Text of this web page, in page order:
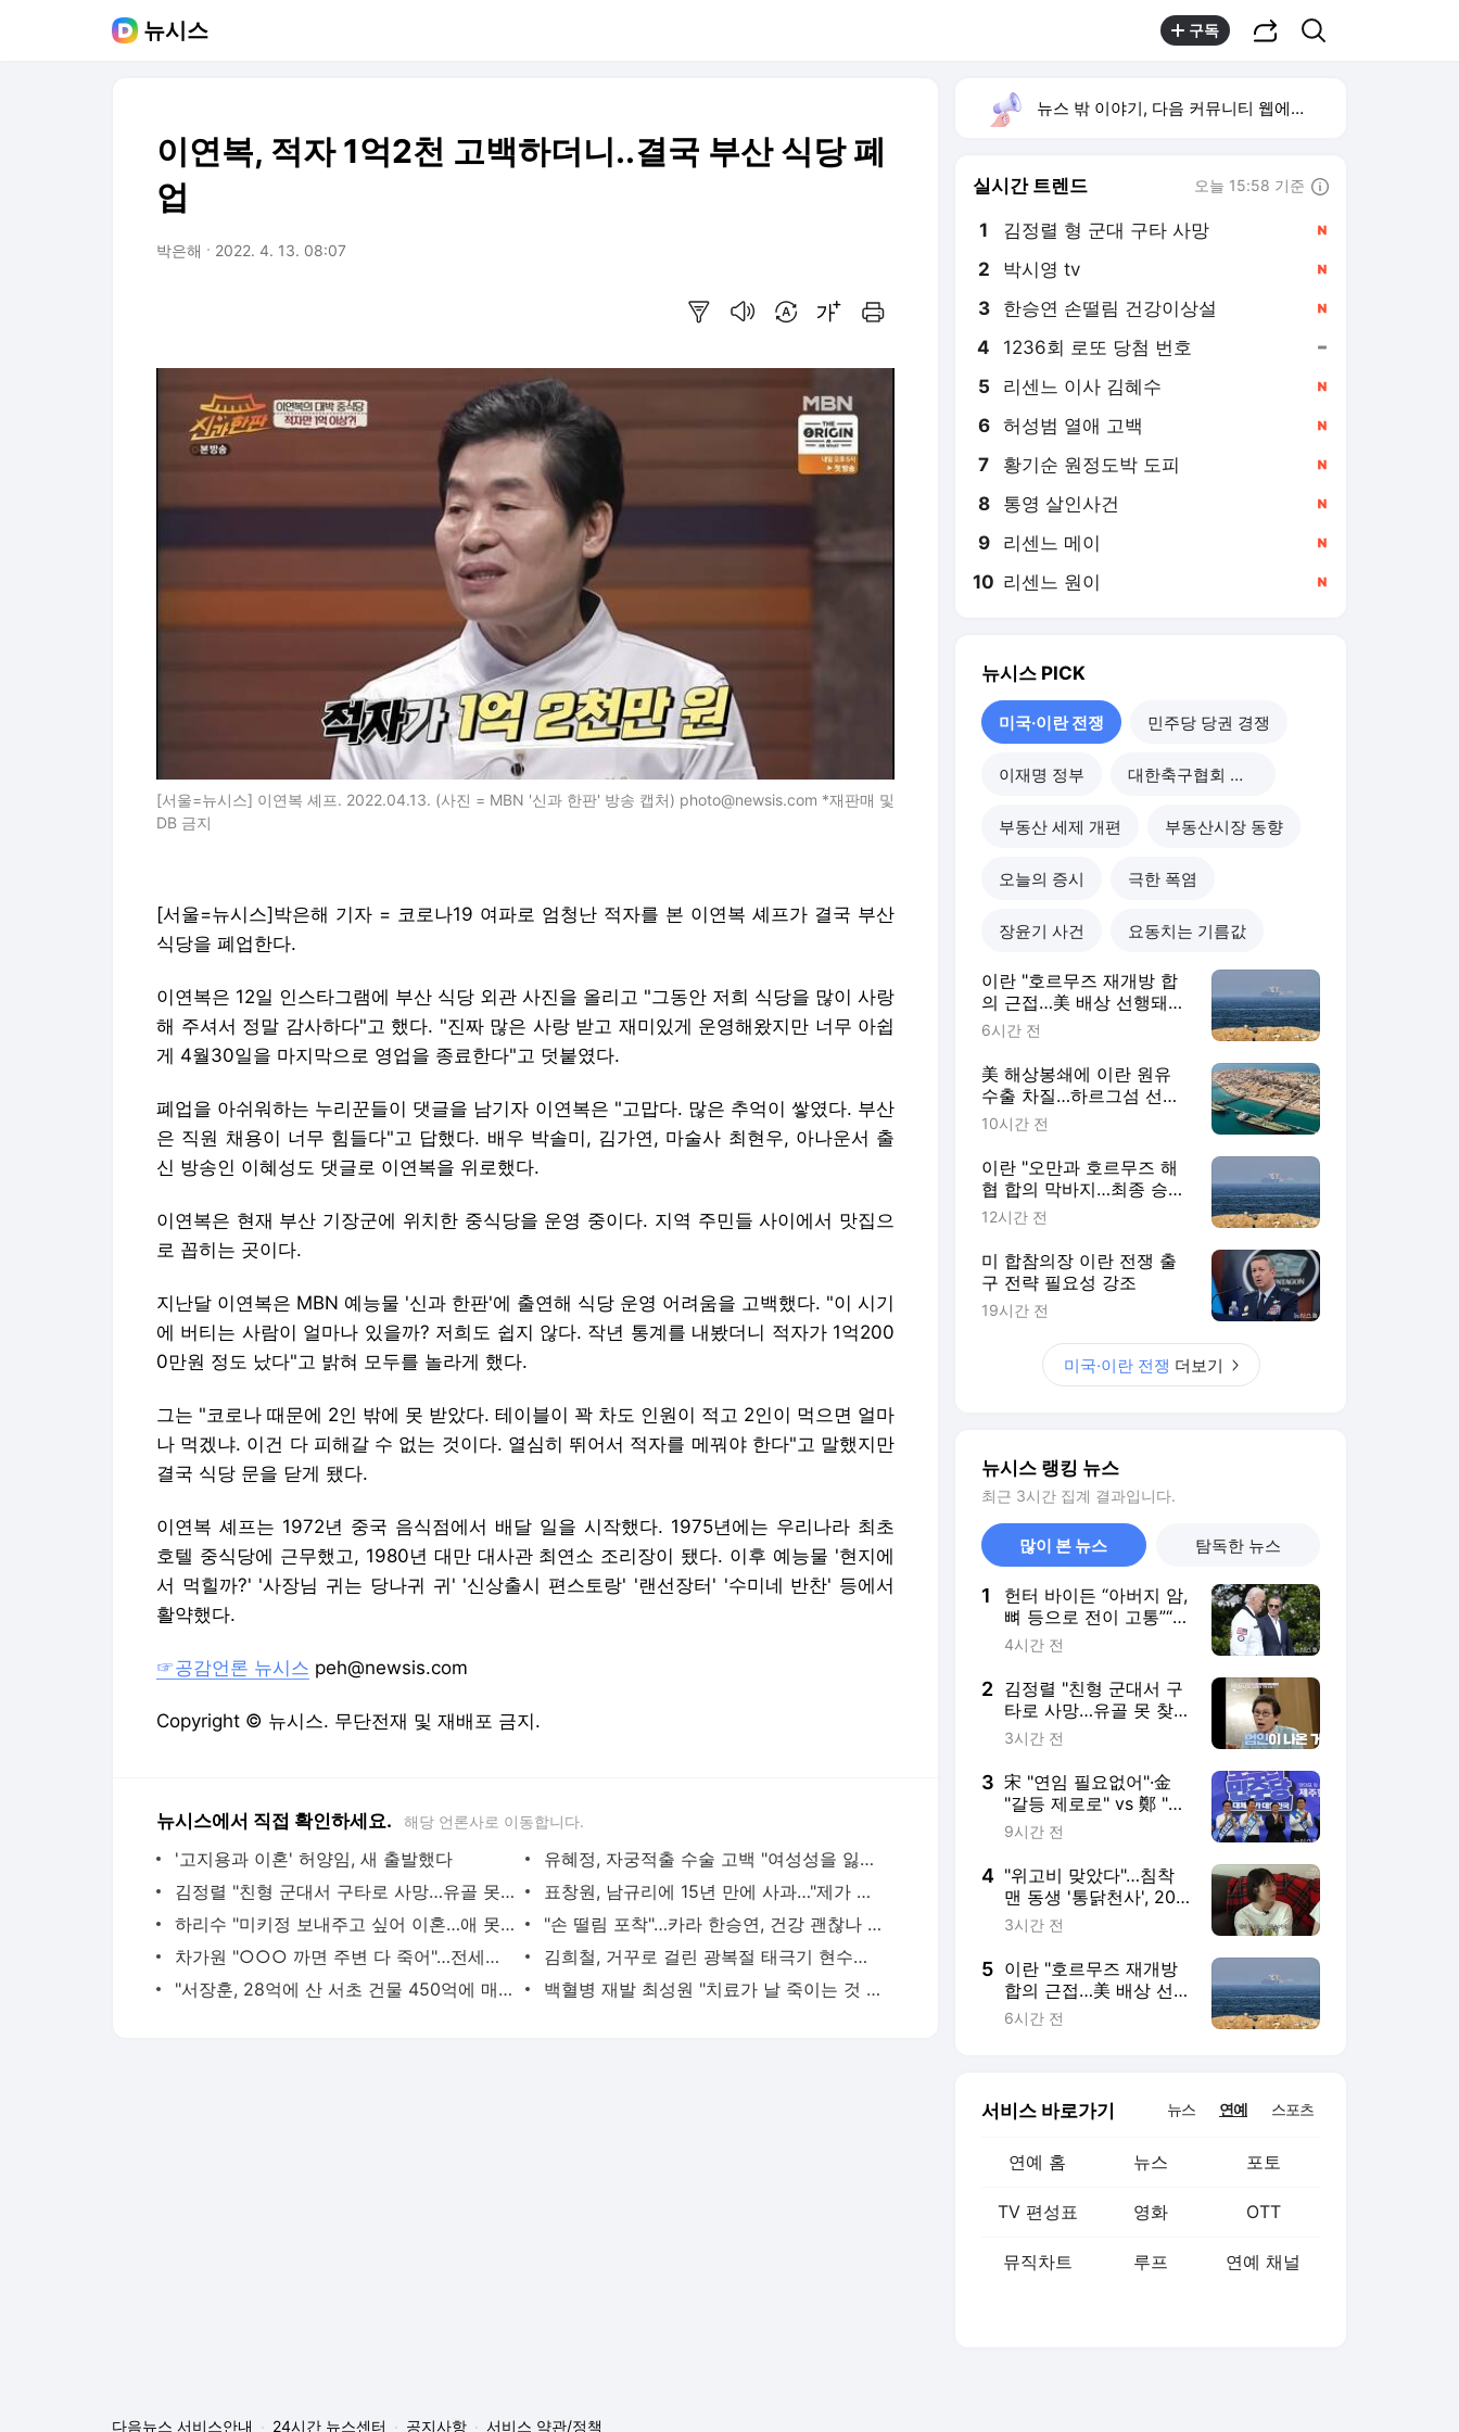
뉴시스 구독
이연복, 적자 1억2천 고백하더니..결국 부산 식당 폐
업
박은해 2022. 4. 13. 08:07
[서울=뉴시스] 이연복 셰프. 2022.04.13. (사진 = MBN '신과 한판' 방송 캡처) photo@newsis.com *재판매 및
DB 금지
[서울=뉴시스]박은해 기자 = 코로나19 여파로 엄청난 적자를 본 이연복 셰프가 결국 부산
식당을 폐업한다.
이연복은 12일 인스타그램에 부산 식당 외관 사진을 올리고 "그동안 저희 식당을 많이 사랑
해 주셔서 정말 감사하다"고 했다. "진짜 많은 사랑 받고 재미있게 운영해왔지만 너무 아쉽
게 4월30일을 마지막으로 영업을 종료한다"고 덧붙였다.
폐업을 아쉬워하는 누리꾼들이 댓글을 남기자 이연복은 "고맙다. 많은 추억이 쌓였다. 부산
은 직원 채용이 너무 힘들다"고 답했다. 배우 박솔미, 김가연, 마술사 최현우, 아나운서 출
신 방송인 이혜성도 댓글로 이연복을 위로했다.
이연복은 현재 부산 기장군에 위치한 중식당을 운영 중이다. 지역 주민들 사이에서 맛집으
로 꼽히는 곳이다.
지난달 이연복은 MBN 예능물 '신과 한판'에 출연해 식당 운영 어려움을 고백했다. "이 시기
에 버티는 사람이 얼마나 있을까? 저희도 쉽지 않다. 작년 통계를 내봤더니 적자가 1억200
0만원 정도 났다"고 밝혀 모두를 놀라게 했다.
그는 "코로나 때문에 2인 밖에 못 받았다. 테이블이 꽉 차도 인원이 적고 2인이 먹으면 얼마
나 먹겠냐. 이건 다 피해갈 수 없는 것이다. 열심히 뛰어서 적자를 메꿔야 한다"고 말했지만
결국 식당 문을 닫게 됐다.
이연복 셰프는 1972년 중국 음식점에서 배달 일을 시작했다. 1975년에는 우리나라 최초
호텔 중식당에 근무했고, 1980년 대만 대사관 최연소 조리장이 됐다. 이후 예능물 '현지에
서 먹힐까?' '사장님 귀는 당나귀 귀' '신상출시 편스토랑' '랜선장터' '수미네 반찬' 등에서
활약했다.
☞공감언론 뉴시스 peh@newsis.com
Copyright © 뉴시스. 무단전재 및 재배포 금지.
뉴시스에서 직접 확인하세요. 해당 언론사로 이동합니다.
'고지용과 이혼' 허양임, 새 출발했다
유혜정, 자궁적출 수술 고백 "여성성을 잃는 것이…"
김정렬 "친형 군대서 구타로 사망…유골 못 찾아"
표창원, 남규리에 15년 만에 사과…"제가 틀렸습니다"
하리수 "미키정 보내주고 싶어 이혼…애 못 낳아 미안했다"
"손 떨림 포착"…카라 한승연, 건강 괜찮나 팬들 '걱정'
차가원 "○○○ 까면 주변 다 죽어"…전세금 미반환 속 녹취 폭로 파장
김희철, 거꾸로 걸린 광복절 태극기 현수막에 "X돌았네"
"서장훈, 28억에 산 서초 건물 450억에 매물로"
백혈병 재발 최성원 "치료가 날 죽이는 것 같았다" 눈물
뉴스 밖 이야기, 다음 커뮤니티 웹에서 보기
실시간 트렌드 오늘 15:58 기준
1 김정렬 형 군대 구타 사망
2 박시영 tv
3 한승연 손떨림 건강이상설
4 1236회 로또 당첨 번호
5 리센느 이사 김혜수
6 허성범 열애 고백
7 황기순 원정도박 도피
8 통영 살인사건
9 리센느 메이
10 리센느 원이
뉴시스 PICK
미국·이란 전쟁 민주당 당권 경쟁
이재명 정부 대한축구협회 개혁
부동산 세제 개편 부동산시장 동향
오늘의 증시 극한 폭염
장윤기 사건 요동치는 기름값
이란 "호르무즈 재개방 합
의 근접…美 배상 선행돼
야"
6시간 전
美 해상봉쇄에 이란 원유
수출 차질…하르그섬 선적
중단
10시간 전
이란 "오만과 호르무즈 해
협 합의 막바지…최종 승인
기다려"
12시간 전
미 합참의장 이란 전쟁 출
구 전략 필요성 강조
19시간 전
미국·이란 전쟁 더보기
뉴시스 랭킹 뉴스
최근 3시간 집계 결과입니다.
많이 본 뉴스 탐독한 뉴스
1
헌터 바이든 “아버지 암,
뼈 등으로 전이 고통”“사
면받은 거, 좋은 선택 아
4시간 전
2 김정렬 "친형 군대서 구
타로 사망…유골 못 찾
아"
3시간 전
3 宋 "연임 필요없어"·金
"갈등 제로로" vs 鄭 "진
흙탕 사과해야"(종합)
9시간 전
4 "위고비 맞았다"…침착
맨 동생 '통닭천사', 20
㎏ 감량 고백
3시간 전
5 이란 "호르무즈 재개방
합의 근접…美 배상 선
행돼야"
6시간 전
서비스 바로가기 뉴스 연예 스포츠
연예 홈 뉴스 포토
TV 편성표 영화 OTT
뮤직차트 루프 연예 채널
다음뉴스 서비스안내 24시간 뉴스센터 공지사항 서비스 약관/정책